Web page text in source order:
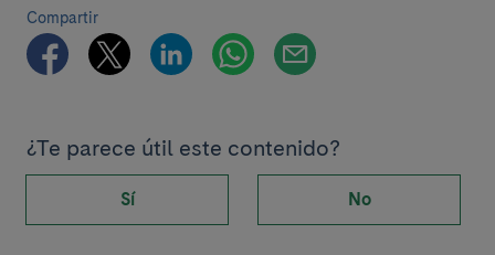
Compartir
¿Te parece útil este contenido?
Sí No